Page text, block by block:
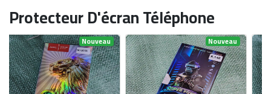
Protecteur D'écran Téléphone
Nouveau Nouveau